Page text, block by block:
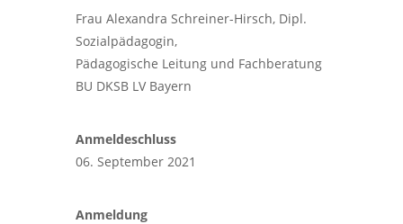
Frau Alexandra Schreiner-Hirsch, Dipl.
Sozialpädagogin,
Pädagogische Leitung und Fachberatung
BU DKSB LV Bayern
Anmeldeschluss
06. September 2021
Anmeldung